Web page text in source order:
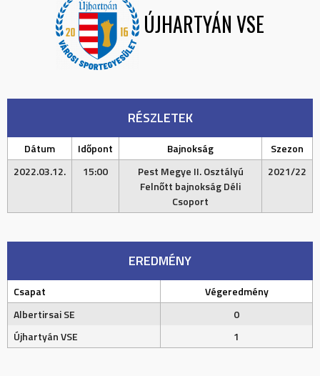
ÚJHARTYÁN VSE
RÉSZLETEK
Dátum Időpont Bajnokság
Szezon
2022.03.12.
15:00
Pest Megye II. Osztályú
Felnőtt bajnokság Déli
Csoport
2021/22
EREDMÉNY
Csapat
Végeredmény
Albertirsai SE
0
Újhartyán VSE
1